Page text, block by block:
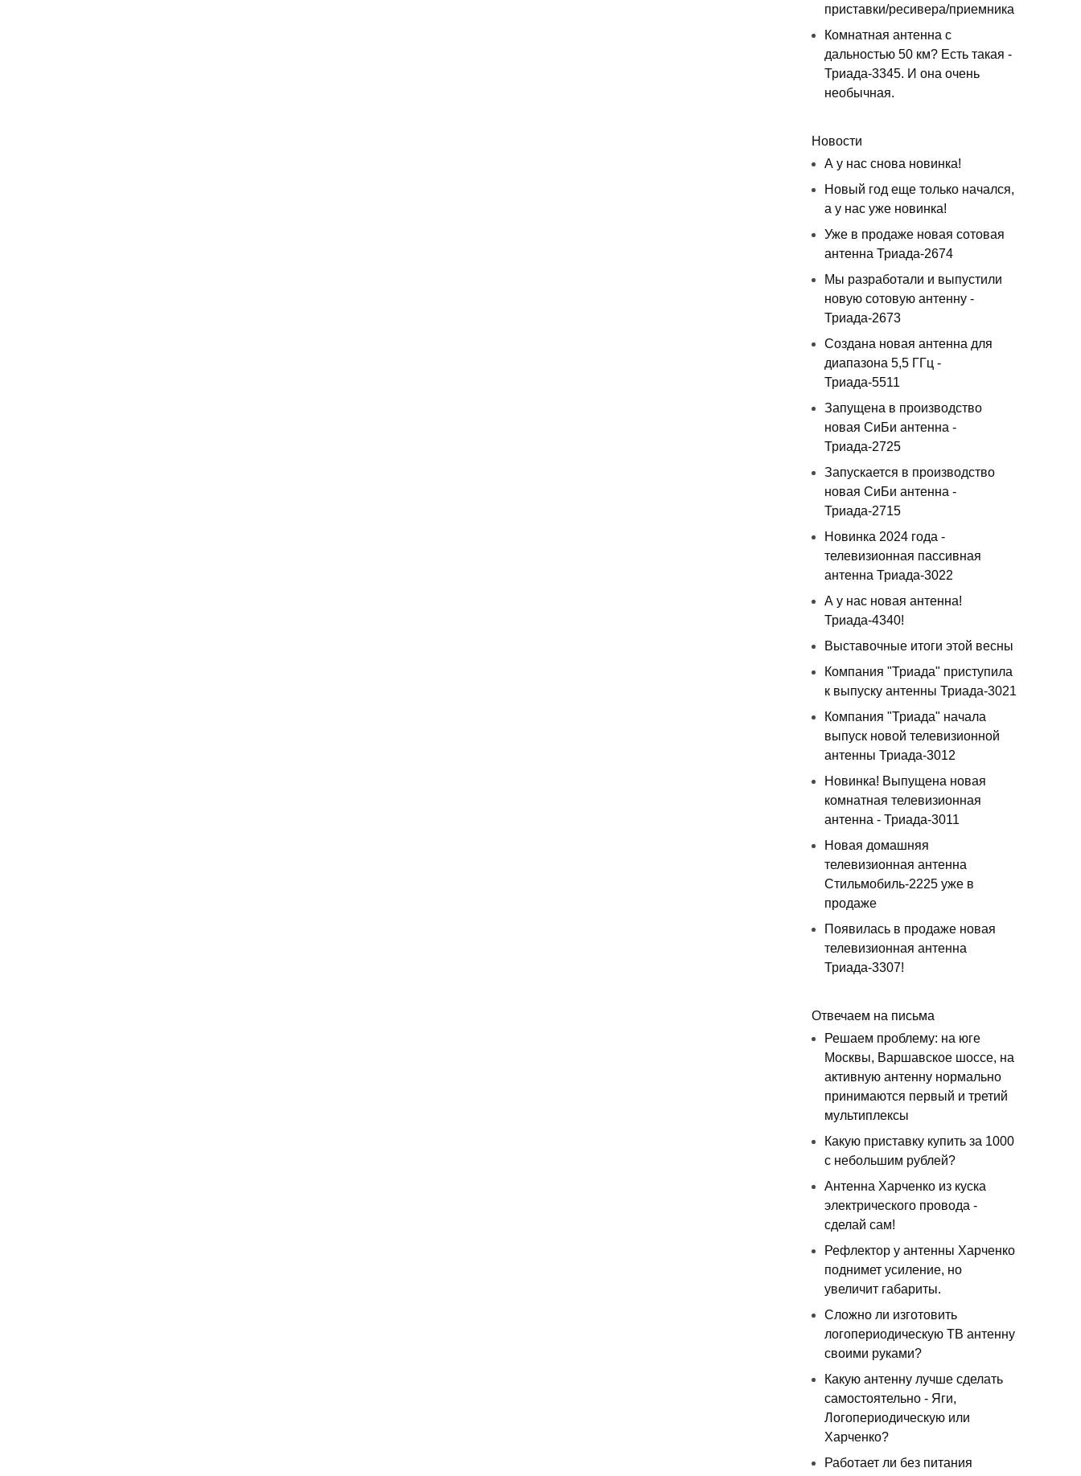
приставки/ресивера/приемника
Комнатная антенна с
дальностью 50 км? Есть такая -
Триада-3345. И она очень
необычная.
Новости
А у нас снова новинка!
Новый год еще только начался,
а у нас уже новинка!
Уже в продаже новая сотовая
антенна Триада-2674
Мы разработали и выпустили
новую сотовую антенну -
Триада-2673
Создана новая антенна для
диапазона 5,5 ГГц -
Триада-5511
Запущена в производство
новая СиБи антенна -
Триада-2725
Запускается в производство
новая СиБи антенна -
Триада-2715
Новинка 2024 года -
телевизионная пассивная
антенна Триада-3022
А у нас новая антенна!
Триада-4340!
Выставочные итоги этой весны
Компания "Триада" приступила
к выпуску антенны Триада-3021
Компания "Триада" начала
выпуск новой телевизионной
антенны Триада-3012
Новинка! Выпущена новая
комнатная телевизионная
антенна - Триада-3011
Новая домашняя
телевизионная антенна
Стильмобиль-2225 уже в
продаже
Появилась в продаже новая
телевизионная антенна
Триада-3307!
Отвечаем на письма
Решаем проблему: на юге
Москвы, Варшавское шоссе, на
активную антенну нормально
принимаются первый и третий
мультиплексы
Какую приставку купить за 1000
с небольшим рублей?
Антенна Харченко из куска
электрического провода -
сделай сам!
Рефлектор у антенны Харченко
поднимет усиление, но
увеличит габариты.
Сложно ли изготовить
логопериодическую ТВ антенну
своими руками?
Какую антенну лучше сделать
самостоятельно - Яги,
Логопериодическую или
Харченко?
Работает ли без питания